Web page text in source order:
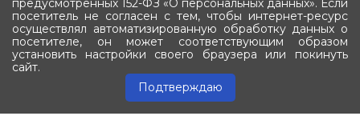
Подписаться
предусмотренных 152-ФЗ «О персональных данных». Если
посетитель не согласен с тем, чтобы интернет-ресурс
осуществлял автоматизированную обработку данных о
посетителе, он может соответствующим образом
установить настройки своего браузера или покинуть
сайт.
Подтверждаю